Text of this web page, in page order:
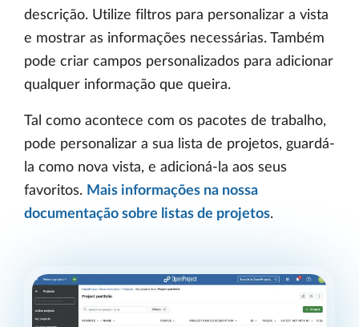
descrição. Utilize filtros para personalizar a vista
e mostrar as informações necessárias. Também
pode criar campos personalizados para adicionar
qualquer informação que queira.
Tal como acontece com os pacotes de trabalho,
pode personalizar a sua lista de projetos, guardá-
la como nova vista, e adicioná-la aos seus
favoritos. Mais informações na nossa
documentação sobre listas de projetos.